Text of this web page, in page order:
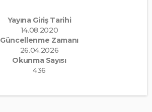
Yayına Giriş Tarihi
14.08.2020
Güncellenme Zamanı
26.04.2026
Okunma Sayısı
436